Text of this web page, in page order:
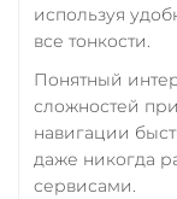
USD Coin
SOL
Polygon
CRONOS
ARB
BASE
RONIN
Utopia USD
используя
все тонкости.
Понятный
сложностей
навигации
даже никогда
сервисами.